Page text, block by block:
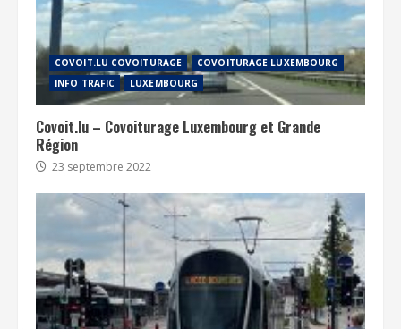
COVOIT.LU COVOITURAGE
COVOITURAGE LUXEMBOURG
INFO TRAFIC
LUXEMBOURG
Covoit.lu – Covoiturage Luxembourg et Grande
Région
23 septembre 2022